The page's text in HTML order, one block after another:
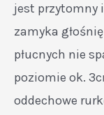
jest przytomny
zamyka
płucnych nie
poziomie ok.
oddechowe